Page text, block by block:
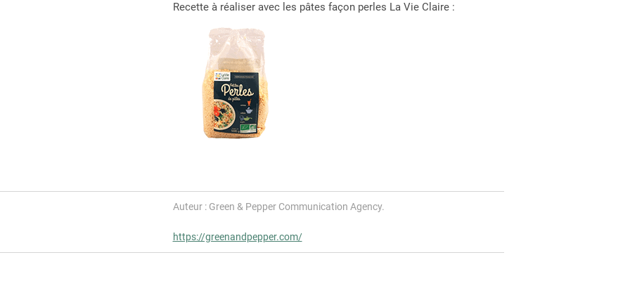
Recette à réaliser avec les pâtes façon perles La Vie Claire :
Auteur : Green & Pepper Communication Agency.
https://greenandpepper.com/